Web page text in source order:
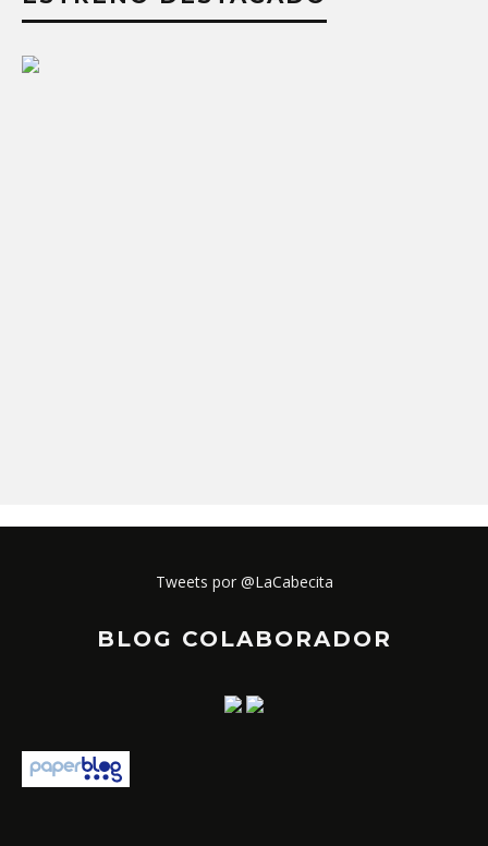
Tweets por @LaCabecita
BLOG COLABORADOR